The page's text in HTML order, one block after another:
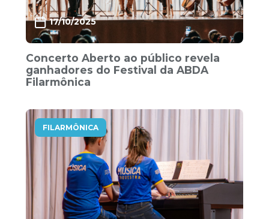
17/10/2025
Concerto Aberto ao público revela
ganhadores do Festival da ABDA
Filarmônica
FILARMÔNICA